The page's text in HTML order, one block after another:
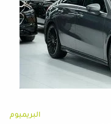
البريميوم